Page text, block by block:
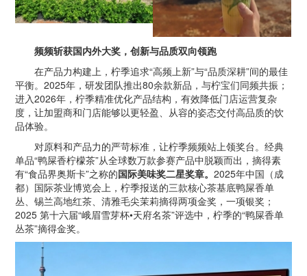
频频斩获国内外大奖，创新与品质双向领跑
在产品力构建上，柠季追求“高频上新”与“品质深耕”间的最佳
平衡。2025年，研发团队推出80余款新品，与柠宝们同频共振；
进入2026年，柠季精准优化产品结构，有效降低门店运营复杂
度，让加盟商和门店能够以更轻盈、从容的姿态交付高品质的饮
品体验。
对原料和产品力的严苛标准，让柠季频频站上领奖台。经典
单品“鸭屎香柠檬茶”从全球数万款参赛产品中脱颖而出，摘得素
有“食品界奥斯卡”之称的国际美味奖二星奖章。2025年中国（成
都）国际茶业博览会上，柠季报送的三款核心茶基底鸭屎香单
丛、锡兰高地红茶、清雅毛尖茉莉摘得两项金奖，一项银奖；
2025 第十六届“峨眉雪芽杯•天府名茶”评选中，柠季的“鸭屎香单
丛茶”摘得金奖。